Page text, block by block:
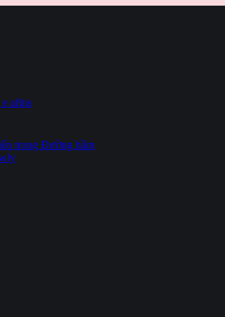
afins
trong Đường hầm